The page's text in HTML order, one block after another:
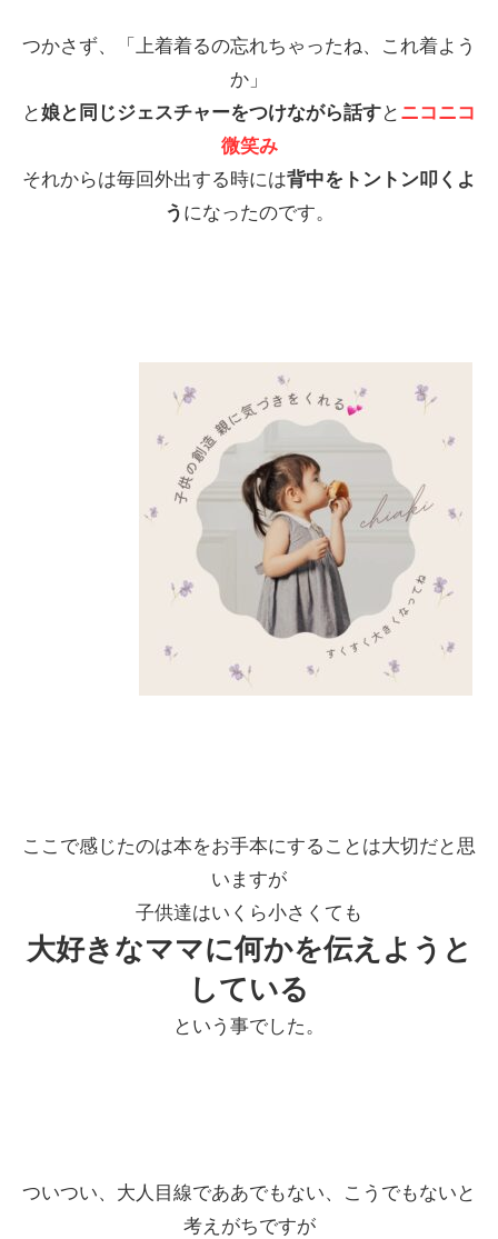
つかさず、「上着着るの忘れちゃったね、これ着よう
か」
と娘と同じジェスチャーをつけながら話すと ニコニコ
微笑み
それからは毎回外出する時には背中をトントン叩くよ
う になったのです。
ここで感じたのは本をお手本にすることは大切だと思
いますが
子供達はいくら小さくても
大好きなママに何かを伝えようと
している
という事でした。
ついつい、大人目線でああでもない、こうでもないと
考えがちですが